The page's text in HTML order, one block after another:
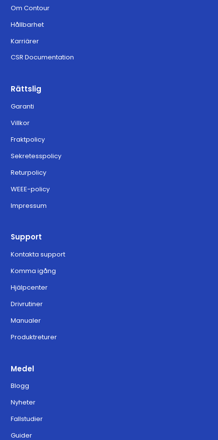
Om Contour
Hållbarhet
Karriärer
CSR Documentation
Rättslig
Garanti
Villkor
Fraktpolicy
Sekretesspolicy
Returpolicy
WEEE-policy
Impressum
Support
Kontakta support
Komma igång
Hjälpcenter
Drivrutiner
Manualer
Produktreturer
Medel
Blogg
Nyheter
Fallstudier
Guider